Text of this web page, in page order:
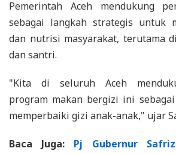
Pemerintah Aceh mendukung
sebagai langkah strategis untuk
dan nutrisi masyarakat, terutama
dan santri.
"Kita di seluruh Aceh
program makan bergizi ini
memperbaiki gizi anak-anak," ujar
Baca Juga: Pj Gubernur